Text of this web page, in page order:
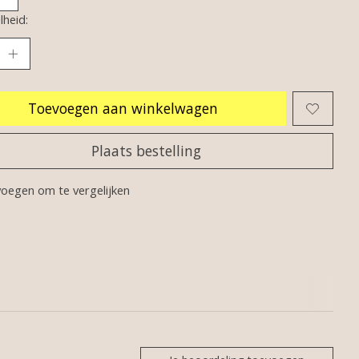
Toevoegen aan winkelwagen
Plaats bestelling
om te vergelijken